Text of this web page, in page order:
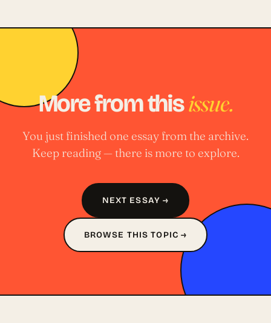
More from thisissue.
You just finished one essay from the archive.
Keep reading — there is more to explore.
NEXT ESSAY →
BROWSE THIS TOPIC →